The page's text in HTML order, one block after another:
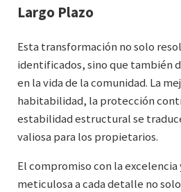
Largo Plazo
Esta transformación no solo
identificados, sino que también
en la vida de la comunidad. La
habitabilidad, la protección
estabilidad estructural se
valiosa para los propietarios.
El compromiso con la excelencia
meticulosa a cada detalle no